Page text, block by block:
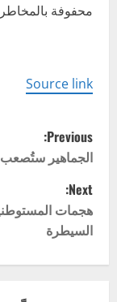
محفوفة
Source link
P
o
s
t
n
Previous:
الجماهير ستُصعب
Next:
هجمات
السيطرة